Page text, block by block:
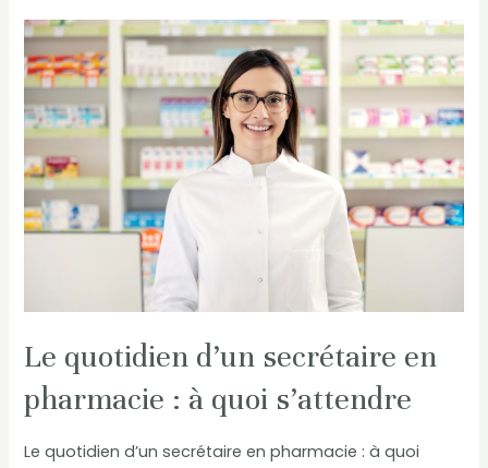
Le quotidien d’un secrétaire en
pharmacie : à quoi s’attendre
Le quotidien d’un secrétaire en pharmacie : à quoi
Le
quotidien
d’un
secrétaire
pharmacie
:
à